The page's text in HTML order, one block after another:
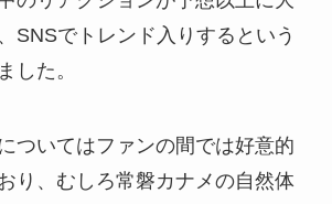
SNSでトレンド入りするという
した。
ついてはファンの間では好意的
り、むしろ常磐カナメの自然体